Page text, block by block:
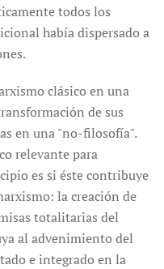
todos los
había dispersado a
clásico en una
de sus
en una "no-filosofía".
relevante para
es si éste contribuye
la creación de
totalitarias del
al advenimiento del
e integrado en la